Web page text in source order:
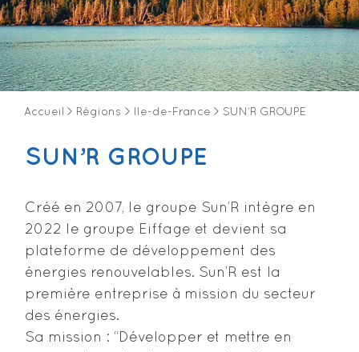
Accueil > Régions > Ile-de-France > SUN’R GROUPE
SUN’R GROUPE
Créé en 2007, le groupe Sun’R intègre en
2022 le groupe Eiffage et devient sa
plateforme de développement des
énergies renouvelables. Sun’R est la
première entreprise à mission du secteur
des énergies.
Sa mission : “Développer et mettre en